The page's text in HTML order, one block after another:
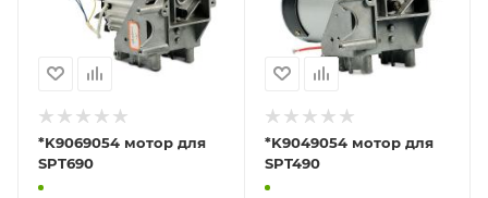
*K9069054 мотор для
SPT690
*K9049054 мотор для
SPT490